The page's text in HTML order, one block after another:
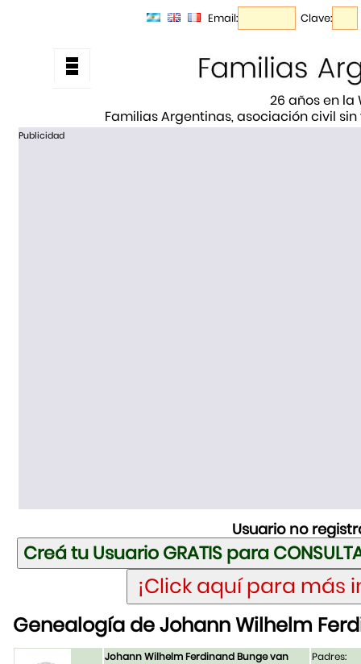
Email: Clave:
26 años en la
Familias Argentinas, asociación civil
Publicidad
Usuario no
Genealogía de Johann Wilhelm
Johann Wilhelm Ferdinand Bunge van
Padres: